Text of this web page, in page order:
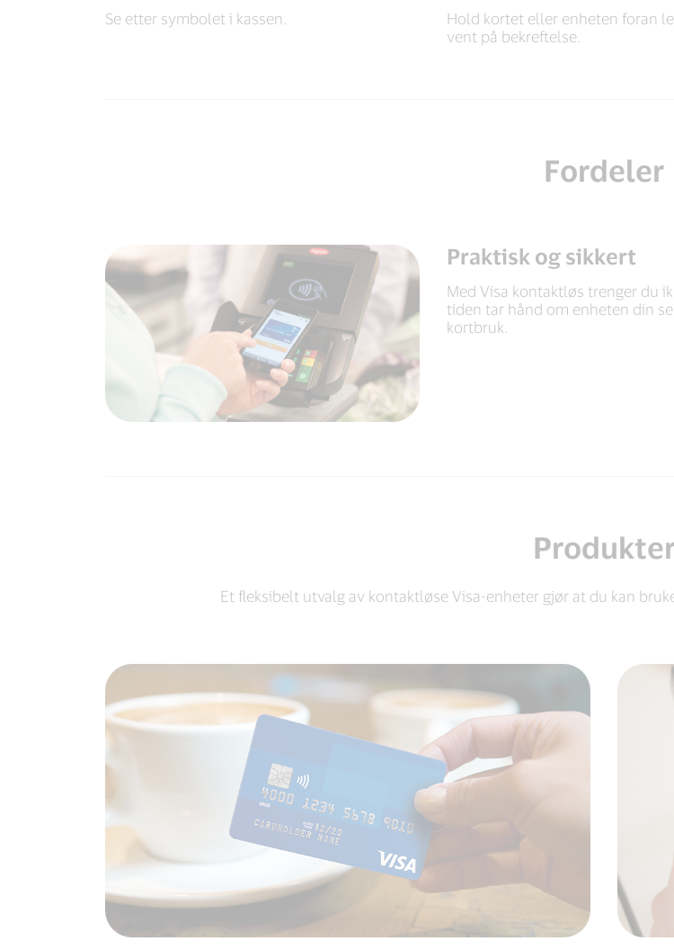
Se etter symbolet i kassen.
Hold kortet eller enheten foran
vent på bekreftelse.
Fordeler
Praktisk og sikkert
Med Visa kontaktløs trenger du
tiden tar hånd om enheten din
kortbruk.
Et fleksibelt utvalg av kontaktløse Visa-enheter gjør at du kan